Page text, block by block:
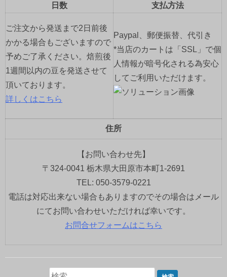
日数 支払方法
ご注文から発送まで2日前後
かかる場合もございますので
予めご了承ください。焙煎後
1週間以内の豆を発送させて
頂いております。
詳しくはこちら
Paypal、郵便振替、代引き
*当店のカートは「SSL」で個
人情報が暗号化される為安心
してご利用いただけます。
住所
【お問い合わせ先】
〒324-0041 栃木県大田原市本町1-2691
TEL: 050-3579-0221
電話は対応出来ない場合もありますのでその場合はメール
にてお問い合わせいただければ幸いです。
お問合せフォームはこちら